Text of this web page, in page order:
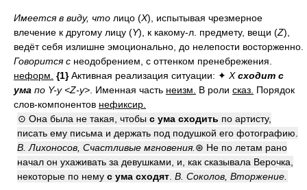
Имеется в виду, что лицо (Х), испытывая чрезмерное
влечение к другому лицу (Y), к какому-л. предмету, вещи (Z),
ведёт себя излишне эмоционально, до нелепости восторженно.
Говорится с неодобрением, с оттенком пренебрежения.
неформ. {1}Активная реализация ситуации: ✦ Х сходит с
ума по Y-у <Z-у> Именная часть неизм. В роли сказ. Порядок
слов-компонентов нефиксир.
⊙ Она была не такая, чтобы с ума сходить по артисту,
писать ему письма и держать под подушкой его фотографию.
В. Лихоносов, Счастливые мгновения. ⊛ Не по летам рано
начал он ухаживать за девушками, и, как сказывала Верочка,
некоторые по нему с ума сходят В. Соколов, Вторжение.